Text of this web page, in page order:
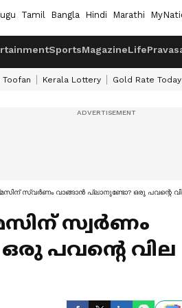
Tamil Bangla Hindi Marathi
SportsMagazineLife
Kerala Lottery Gold Rate Today
സ്വർണം വാങ്ങാൻ പ്ലാനുണ്ടോ? ഒരു പവന്റെ
സ്വർണം
പവന്റെ വില